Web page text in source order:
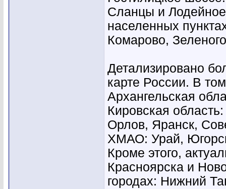
Сланцы и
населенных
Комарово,
Детализировано
карте России. В
Архангельская
Кировская
Орлов, Яранск,
ХМАО: Урай,
Кроме этого,
Красноярска и
городах: Нижний